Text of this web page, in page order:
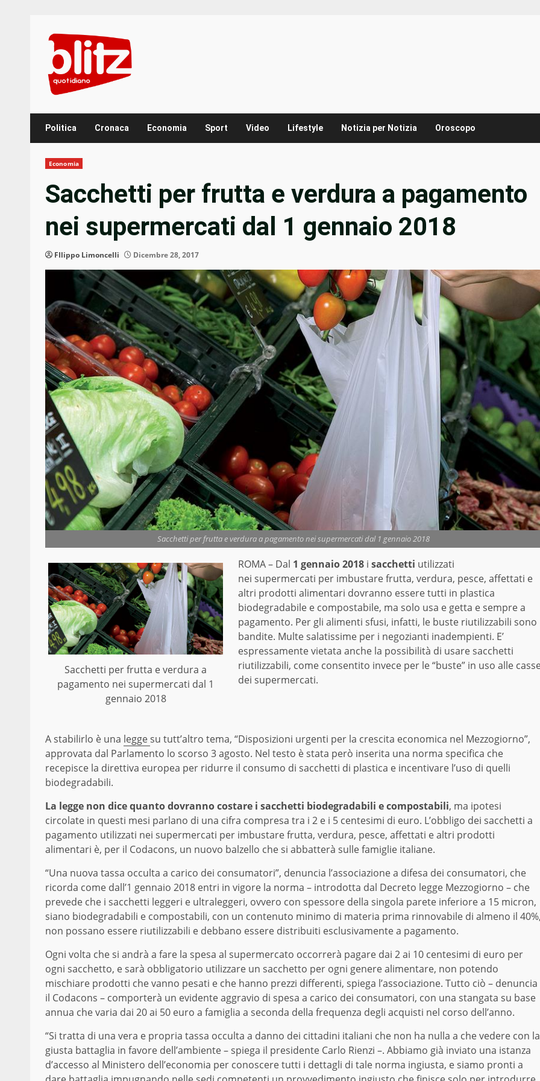
content
Politica Cronaca Economia Sport Video Lifestyle Notizia per Notizia Oroscopo
Economia
Sacchetti per frutta e verdura a pagamento
nei supermercati dal 1 gennaio 2018
FIlippo Limoncelli Dicembre 28, 2017
Sacchetti per frutta e verdura a pagamento nei supermercati dal 1 gennaio 2018
Sacchetti per frutta e verdura a
pagamento nei supermercati dal 1
gennaio 2018
ROMA – Dal 1 gennaio 2018 i sacchetti utilizzati
nei supermercati per imbustare frutta, verdura, pesce, affettati e
altri prodotti alimentari dovranno essere tutti in plastica
biodegradabile e compostabile, ma solo usa e getta e sempre a
pagamento. Per gli alimenti sfusi, infatti, le buste riutilizzabili sono
bandite. Multe salatissime per i negozianti inadempienti. E’
espressamente vietata anche la possibilità di usare sacchetti
riutilizzabili, come consentito invece per le “buste” in uso alle
dei supermercati.
A stabilirlo è una leggesu tutt’altro tema, “Disposizioni urgenti per la crescita economica nel Mezzogiorno”,
approvata dal Parlamento lo scorso 3 agosto. Nel testo è stata però inserita una norma specifica che
recepisce la direttiva europea per ridurre il consumo di sacchetti di plastica e incentivare l’uso di quelli
biodegradabili.
La legge non dice quanto dovranno costare i sacchetti biodegradabili e compostabili, ma ipotesi
circolate in questi mesi parlano di una cifra compresa tra i 2 e i 5 centesimi di euro. L’obbligo dei sacchetti a
pagamento utilizzati nei supermercati per imbustare frutta, verdura, pesce, affettati e altri prodotti
alimentari è, per il Codacons, un nuovo balzello che si abbatterà sulle famiglie italiane.
“Una nuova tassa occulta a carico dei consumatori”, denuncia l’associazione a difesa dei consumatori, che
ricorda come dall’1 gennaio 2018 entri in vigore la norma – introdotta dal Decreto legge Mezzogiorno – che
prevede che i sacchetti leggeri e ultraleggeri, ovvero con spessore della singola parete inferiore a 15 micron,
siano biodegradabili e compostabili, con un contenuto minimo di materia prima rinnovabile di almeno il
non possano essere riutilizzabili e debbano essere distribuiti esclusivamente a pagamento.
Ogni volta che si andrà a fare la spesa al supermercato occorrerà pagare dai 2 ai 10 centesimi di euro per
ogni sacchetto, e sarà obbligatorio utilizzare un sacchetto per ogni genere alimentare, non potendo
mischiare prodotti che vanno pesati e che hanno prezzi differenti, spiega l’associazione. Tutto ciò – denuncia
il Codacons – comporterà un evidente aggravio di spesa a carico dei consumatori, con una stangata su base
annua che varia dai 20 ai 50 euro a famiglia a seconda della frequenza degli acquisti nel corso dell’anno.
“Si tratta di una vera e propria tassa occulta a danno dei cittadini italiani che non ha nulla a che vedere con la
giusta battaglia in favore dell’ambiente – spiega il presidente Carlo Rienzi –. Abbiamo già inviato una istanza
d’accesso al Ministero dell’economia per conoscere tutti i dettagli di tale norma ingiusta, e siamo pronti a